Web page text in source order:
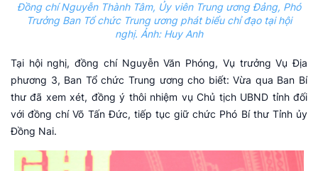
Đồng chí Nguyễn Thành Tâm, Ủy viên Trung ương Đảng, Phó
Trưởng Ban Tổ chức Trung ương phát biểu chỉ đạo tại hội
nghị. Ảnh: Huy Anh
Tại hội nghị, đồng chí Nguyễn Văn Phóng, Vụ trưởng Vụ Địa
phương 3, Ban Tổ chức Trung ương cho biết: Vừa qua Ban Bí
thư đã xem xét, đồng ý thôi nhiệm vụ Chủ tịch UBND tỉnh đối
với đồng chí Võ Tấn Đức, tiếp tục giữ chức Phó Bí thư Tỉnh ủy
Đồng Nai.